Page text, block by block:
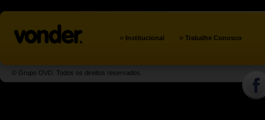
» Institucional » Trabalhe Conosco
© Grupo OVD. Todos os direitos reservados.